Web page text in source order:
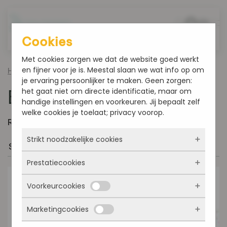
Home/ Bakkerij Sonneveld
Bakkerij Sonneveld
Resultaat 1–16 van de 47 resultaten wordt getoond
Cookies
Met cookies zorgen we dat de website goed werkt
en fijner voor je is. Meestal slaan we wat info op om
je ervaring persoonlijker te maken. Geen zorgen:
het gaat niet om directe identificatie, maar om
handige instellingen en voorkeuren. Jij bepaalt zelf
welke cookies je toelaat; privacy voorop.
Strikt noodzakelijke cookies
Deze cookies zorgen ervoor dat de website
überhaupt werkt. Ze zijn dus altijd actief en
kunnen niet worden uitgezet. Meestal worden
ze alleen geplaatst als jij iets doet, zoals
inloggen, een formulier invullen of je
privacyvoorkeuren opslaan. Je kunt je browser
Prestatiecookies
Met deze cookies zien we hoe vaak onze site
bezocht wordt, waar bezoekers vandaan
komen en welke pagina’s populair zijn. Zo
kunnen we de website blijven verbeteren.
Voorkeurcookies
Deze cookies onthouden jouw voorkeuren.
Bijvoorbeeld taalkeuze of ingevulde gegevens.
Marketingcookies